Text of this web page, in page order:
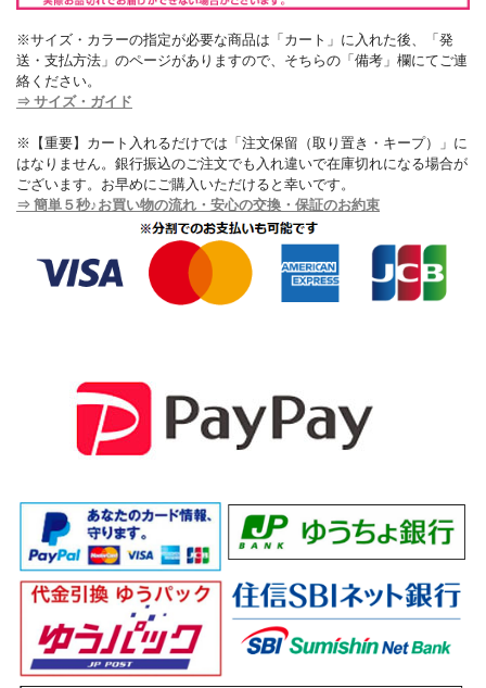
※サイズ・カラーの指定が必要な商品は「カート」に入れた後、「発
送・支払方法」のページがありますので、そちらの「備考」欄にてご連
絡ください。
⇒ サイズ・ガイド
※【重要】カート入れるだけでは「注文保留（取り置き・キープ）」に
はなりません。銀行振込のご注文でも入れ違いで在庫切れになる場合が
ございます。お早めにご購入いただけると幸いです。
⇒ 簡単５秒♪お買い物の流れ・安心の交換・保証のお約束